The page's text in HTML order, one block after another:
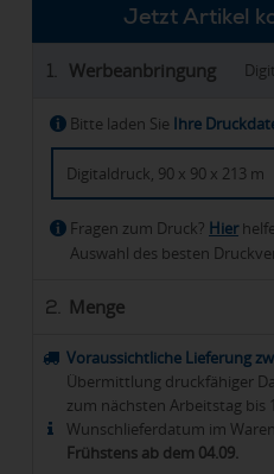
Jetzt Artikel
1. Werbeanbringung
Bitte laden Sie Ihre
Digitaldruck, 90 x 90 x 213 m
Fragen zum Druck? Hier
Auswahl des besten
2. Menge
Voraussichtliche Lieferung
Übermittlung druckfähiger
zum nächsten Arbeitstag bis
Wunschlieferdatum im
Frühstens ab dem 04.09.